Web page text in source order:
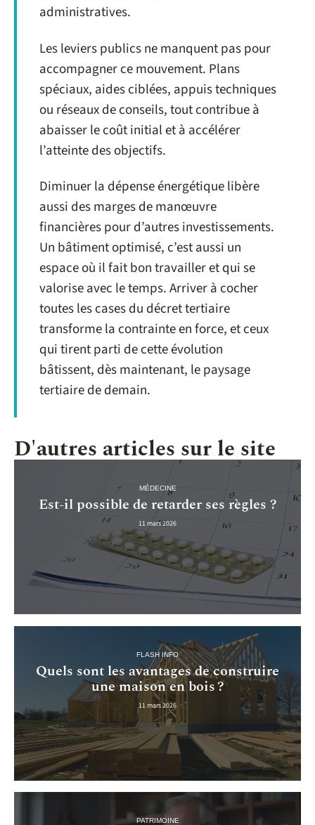
administratives.
Les leviers publics ne manquent pas pour
accompagner ce mouvement. Plans
spéciaux, aides ciblées, appuis techniques
ou réseaux de conseils, tout contribue à
abaisser le coût initial et à accélérer
l’atteinte des objectifs.
Diminuer la dépense énergétique libère
aussi des marges de manœuvre
financières pour d’autres investissements.
Un bâtiment optimisé, c’est aussi un
espace où il fait bon travailler et qui se
valorise avec le temps. Arriver à cocher
toutes les cases du décret tertiaire
transforme la contrainte en force, et ceux
qui tirent parti de cette évolution
bâtissent, dès maintenant, le paysage
tertiaire de demain.
D'autres articles sur le site
MÉDECINE
Est-il possible de retarder ses règles ?
11 mars 2026
FLASH INFO
Quels sont les avantages de construire
une maison en bois ?
11 mars 2026
PATRIMOINE